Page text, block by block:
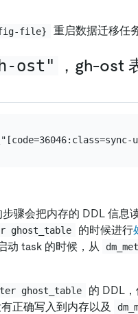
file} 重启数据迁移任务
ost"
，gh-ost
步骤会把内存的 DDL 信息
ghost_table 的时候进行
动 task 的时候，从
ghost_table
的 DDL
正确写入到内存以及